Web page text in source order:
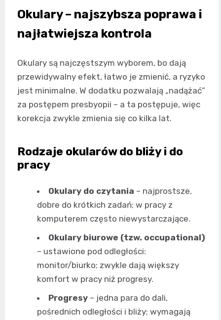
Okulary – najszybsza poprawa i
najłatwiejsza kontrola
Okulary są najczęstszym wyborem, bo dają
przewidywalny efekt, łatwo je zmienić, a ryzyko
jest minimalne. W dodatku pozwalają „nadążać”
za postępem presbyopii – a ta postępuje, więc
korekcja zwykle zmienia się co kilka lat.
Rodzaje okularów do bliży i do
pracy
Okulary do czytania – najprostsze,
dobre do krótkich zadań; w pracy z
komputerem często niewystarczające.
Okulary biurowe (tzw. occupational)
– ustawione pod odległości:
monitor/biurko; zwykle dają większy
komfort w pracy niż progresy.
Progresy – jedna para do dali,
pośrednich odległości i bliży; wymagają